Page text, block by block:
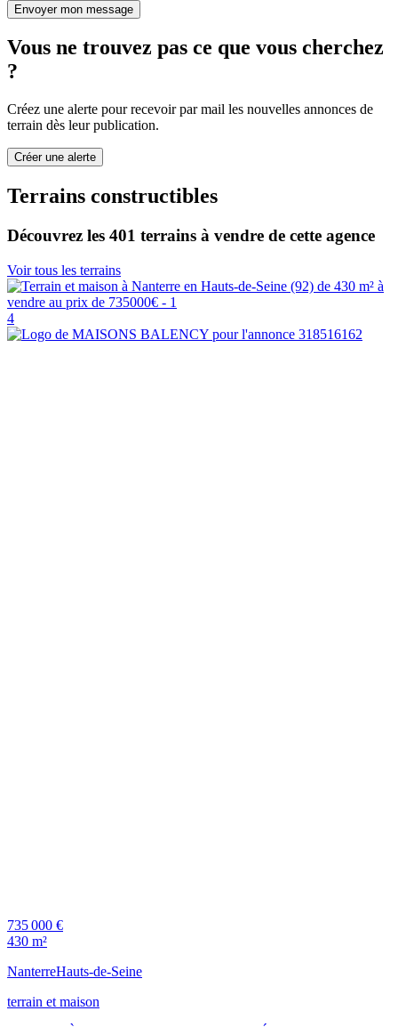
Envoyer mon message
Vous ne trouvez pas ce que vous cherchez
?
Créez une alerte pour recevoir par mail les nouvelles annonces de
terrain dès leur publication.
Créer une alerte
Terrains constructibles
Découvrez les 401 terrains à vendre de cette agence
Voir tous les terrains
4
735 000 €
430 m²
NanterreHauts-de-Seine
terrain et maison